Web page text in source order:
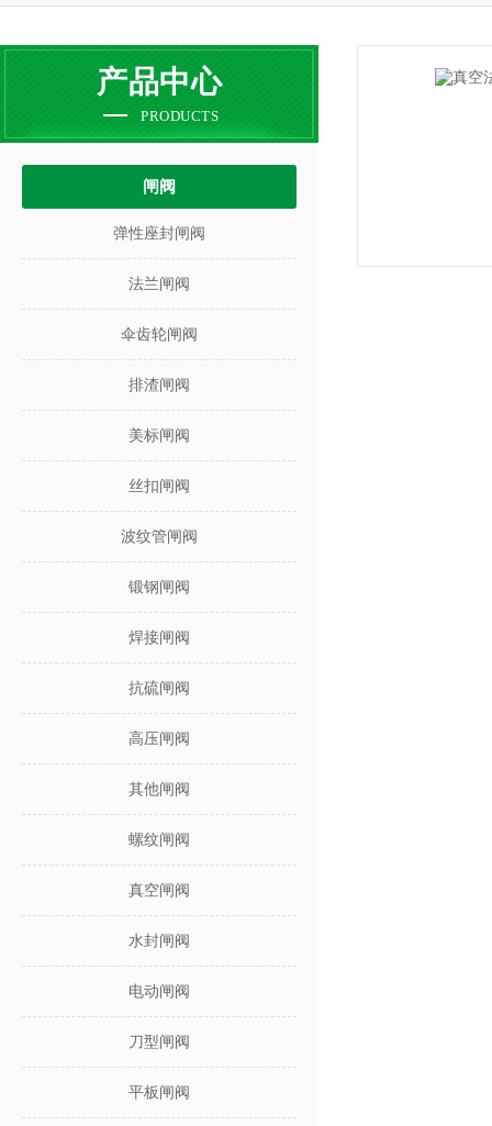
产品中心
PRODUCTS
闸阀
弹性座封闸阀
法兰闸阀
伞齿轮闸阀
排渣闸阀
美标闸阀
丝扣闸阀
波纹管闸阀
锻钢闸阀
焊接闸阀
抗硫闸阀
高压闸阀
其他闸阀
螺纹闸阀
真空闸阀
水封闸阀
电动闸阀
刀型闸阀
平板闸阀